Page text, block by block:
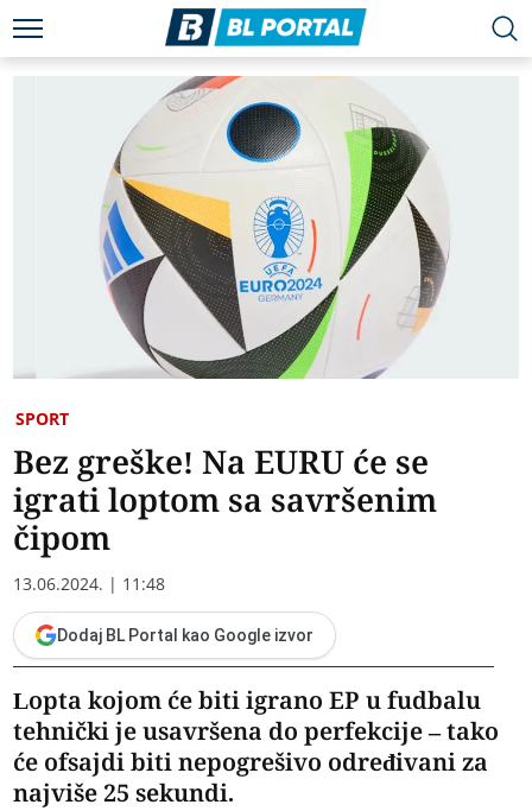
SPORT
Bez greške! Na ЕURU će se
igrati loptom sa savršenim
čipom
13.06.2024. | 11:48
Dodaj BL Portal kao Google izvor
Lopta kojom će biti igrano ЕP u fudbalu
tehnički je usavršena do perfekcije – tako
će ofsajdi biti nepogrešivo određivani za
najviše 25 sekundi.